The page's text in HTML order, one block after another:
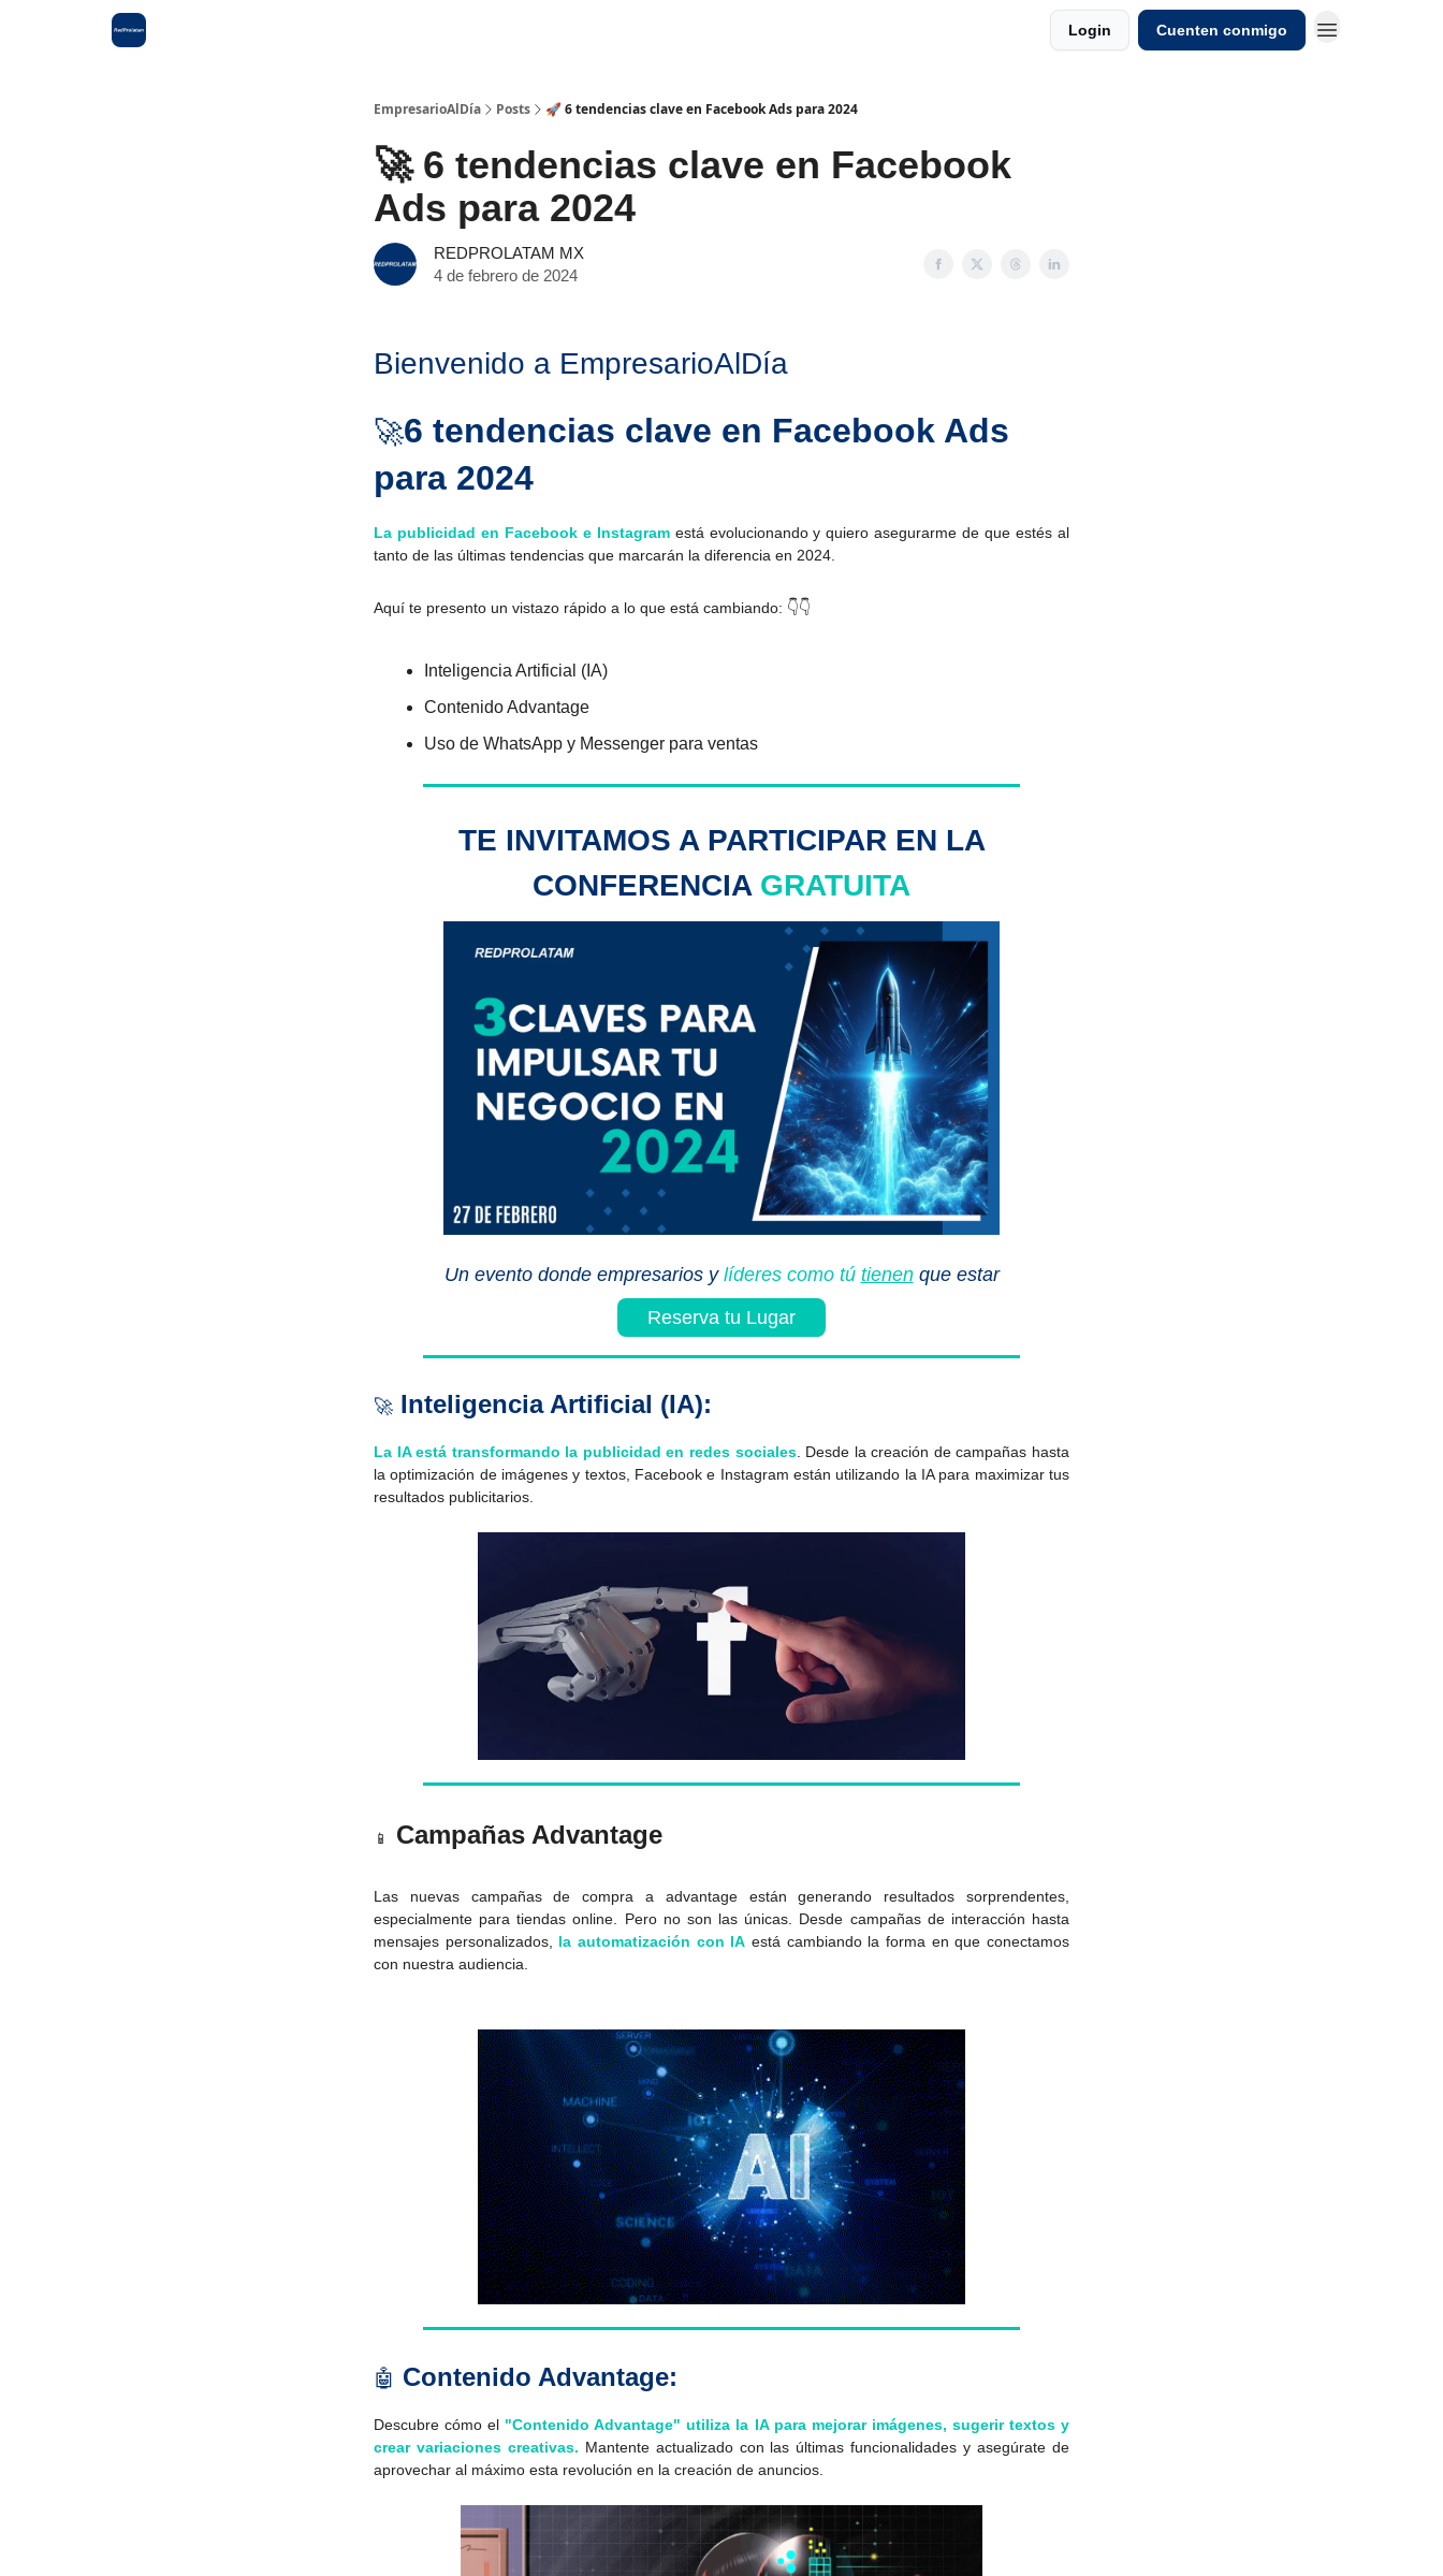
Login Cuenten conmigo
EmpresarioAlDía Posts 🚀 6 tendencias clave en Facebook Ads para 2024
🚀 6 tendencias clave en Facebook
Ads para 2024
REDPROLATAM MX
4 de febrero de 2024
Bienvenido a EmpresarioAlDía
🚀6 tendencias clave en Facebook Ads
para 2024
La publicidad en Facebook e Instagramestá evolucionando y quiero asegurarme de que estés al
tanto de las últimas tendencias que marcarán la diferencia en 2024.
Aquí te presento un vistazo rápido a lo que está cambiando: 👇👇
Inteligencia Artificial (IA)
Contenido Advantage
Uso de WhatsApp y Messenger para ventas
TE INVITAMOS A PARTICIPAR EN LA
CONFERENCIA GRATUITA
Un evento donde empresarios y líderes como tú tienen que estar
Reserva tu Lugar
🚀 Inteligencia Artificial (IA):
La IA está transformando la publicidad en redes sociales. Desde la creación de campañas hasta
la optimización de imágenes y textos, Facebook e Instagram están utilizando la IA para maximizar tus
resultados publicitarios.
📱 Campañas Advantage
Las nuevas campañas de compra a advantage están generando resultados sorprendentes,
especialmente para tiendas online. Pero no son las únicas. Desde campañas de interacción hasta
mensajes personalizados, la automatización con IA está cambiando la forma en que conectamos
con nuestra audiencia.
🤖 Contenido Advantage:
Descubre cómo el "Contenido Advantage" utiliza la IA para mejorar imágenes, sugerir textos y
crear variaciones creativas. Mantente actualizado con las últimas funcionalidades y asegúrate de
aprovechar al máximo esta revolución en la creación de anuncios.